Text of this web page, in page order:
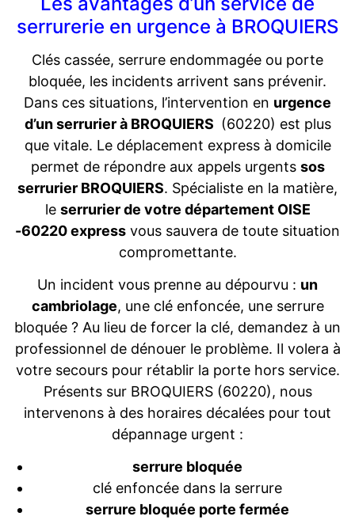
serrurerie en urgence à BROQUIERS
Clés cassée, serrure endommagée ou porte
bloquée, les incidents arrivent sans prévenir.
Dans ces situations, l’intervention en urgence
d’un serrurier à BROQUIERS (60220) est plus
que vitale. Le déplacement express à domicile
permet de répondre aux appels urgents sos
serrurier BROQUIERS. Spécialiste en la matière,
le serrurier de votre département OISE
-60220 express vous sauvera de toute situation
compromettante.
Un incident vous prenne au dépourvu : un
cambriolage, une clé enfoncée, une serrure
bloquée ? Au lieu de forcer la clé, demandez à un
professionnel de dénouer le problème. Il volera à
votre secours pour rétablir la porte hors service.
Présents sur BROQUIERS (60220), nous
intervenons à des horaires décalées pour tout
dépannage urgent :
serrure bloquée
clé enfoncée dans la serrure
serrure bloquée porte fermée